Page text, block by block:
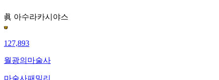
眞 아수라카시야스
127,893
월광의마술사
마술사패밀리